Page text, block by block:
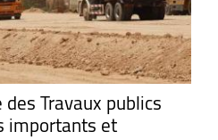
Travaux publics
importants et